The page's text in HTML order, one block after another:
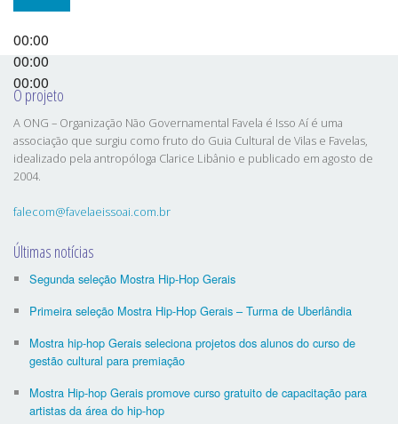
00:00
00:00
00:00
O projeto
A ONG – Organização Não Governamental Favela é Isso Aí é uma
associação que surgiu como fruto do Guia Cultural de Vilas e Favelas,
idealizado pela antropóloga Clarice Libânio e publicado em agosto de
2004.
falecom@favelaeissoai.com.br
Últimas notícias
Segunda seleção Mostra Hip-Hop Gerais
Primeira seleção Mostra Hip-Hop Gerais – Turma de Uberlândia
Mostra hip-hop Gerais seleciona projetos dos alunos do curso de
gestão cultural para premiação
Mostra Hip-hop Gerais promove curso gratuito de capacitação para
artistas da área do hip-hop